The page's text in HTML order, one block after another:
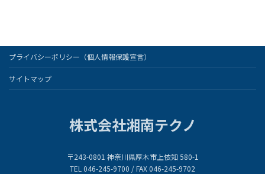
プライバシーポリシー（個人情報保護宣言）
サイトマップ
株式会社湘南テクノ
〒243-0801 神奈川県厚木市上依知 580-1
TEL 046-245-9700 / FAX 046-245-9702